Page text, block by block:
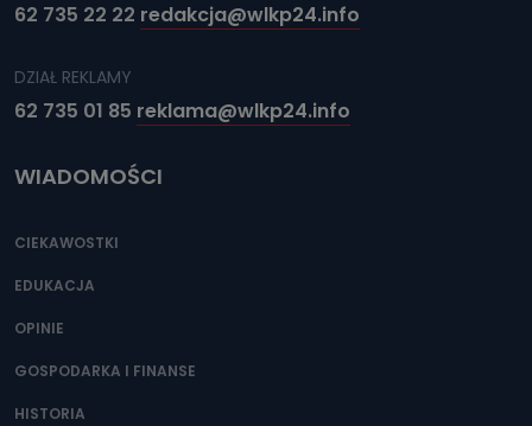
62 735 22 22 redakcja@wlkp24.info
DZIAŁ REKLAMY
62 735 01 85 reklama@wlkp24.info
WIADOMOŚCI
CIEKAWOSTKI
EDUKACJA
OPINIE
GOSPODARKA I FINANSE
HISTORIA